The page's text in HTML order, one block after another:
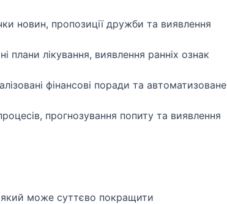
новин, пропозиції дружби та виявлення
плани лікування, виявлення ранніх ознак
фінансові поради та автоматизоване
прогнозування попиту та виявлення
може суттєво покращити